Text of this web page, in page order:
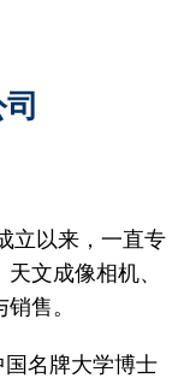
立以来，一直专
文成像相机、
售。
名牌大学博士